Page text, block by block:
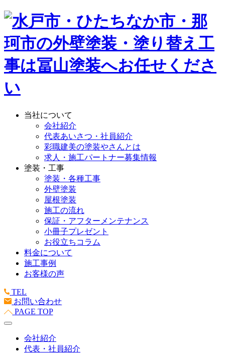
当社について
会社紹介
代表あいさつ・社員紹介
彩職建美の塗装やさんとは
求人・施工パートナー募集情報
塗装・工事
塗装・各種工事
外壁塗装
屋根塗装
施工の流れ
保証・アフターメンテナンス
小冊子プレゼント
お役立ちコラム
料金について
施工事例
お客様の声
TEL
お問い合わせ
PAGE TOP
会社紹介
代表・社員紹介